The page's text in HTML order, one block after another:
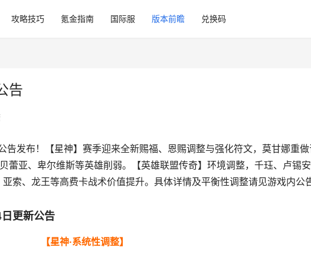
攻略技巧 氪金指南 国际服 版本前瞻 兑换码
告
告发布！【星神】赛季迎来全新赐福、恩赐调整与强化符文，莫甘娜重
蕾亚、卑尔维斯等英雄削弱。【英雄联盟传奇】环境调整，千珏、卢锡
索、龙王等高费卡战术价值提升。具体详情及平衡性调整请见游戏内公
更新公告
【星神·系统性调整】